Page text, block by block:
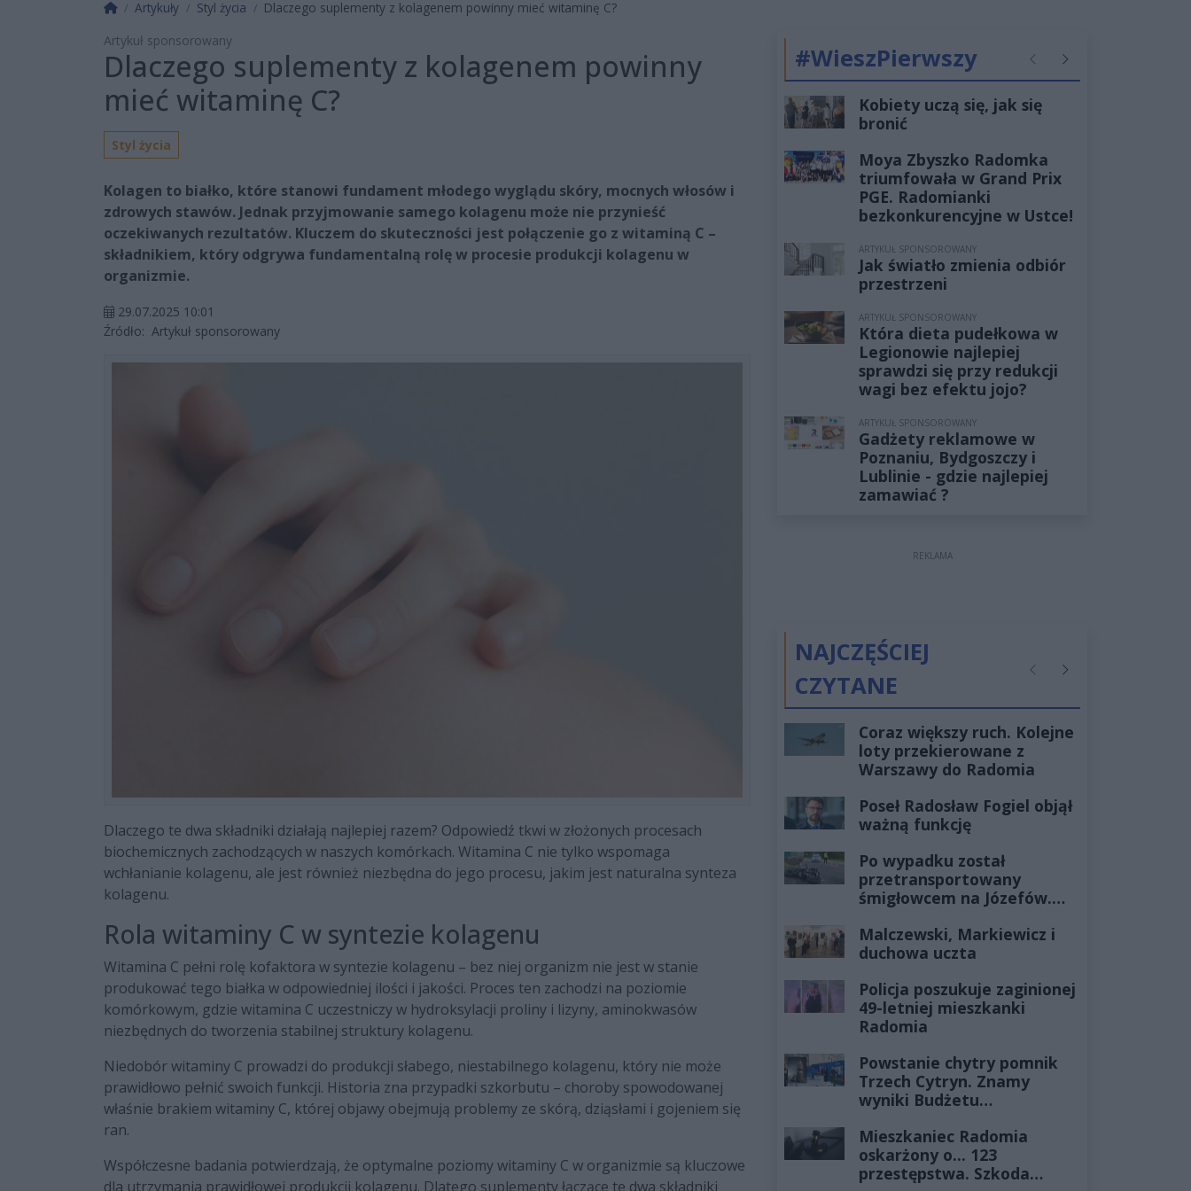
Strona główna
Artykuły Styl życia
Dlaczego suplementy z kolagenem powinny mieć witaminę C?
Artykuł sponsorowany
Dlaczego suplementy z kolagenem powinny
mieć witaminę C?
Styl życia
Kolagen to białko, które stanowi fundament młodego wyglądu skóry, mocnych włosów i
zdrowych stawów. Jednak przyjmowanie samego kolagenu może nie przynieść
oczekiwanych rezultatów. Kluczem do skuteczności jest połączenie go z witaminą C –
składnikiem, który odgrywa fundamentalną rolę w procesie produkcji kolagenu w
organizmie.
29.07.2025 10:01
Źródło: Artykuł sponsorowany
Dlaczego te dwa składniki działają najlepiej razem? Odpowiedź tkwi w złożonych procesach
biochemicznych zachodzących w naszych komórkach. Witamina C nie tylko wspomaga
wchłanianie kolagenu, ale jest również niezbędna do jego procesu, jakim jest naturalna synteza
kolagenu.
Rola witaminy C w syntezie kolagenu
Witamina C pełni rolę kofaktora w syntezie kolagenu – bez niej organizm nie jest w stanie
produkować tego białka w odpowiedniej ilości i jakości. Proces ten zachodzi na poziomie
komórkowym, gdzie witamina C uczestniczy w hydroksylacji proliny i lizyny, aminokwasów
niezbędnych do tworzenia stabilnej struktury kolagenu.
Niedobór witaminy C prowadzi do produkcji słabego, niestabilnego kolagenu, który nie może
prawidłowo pełnić swoich funkcji. Historia zna przypadki szkorbutu – choroby spowodowanej
właśnie brakiem witaminy C, której objawy obejmują problemy ze skórą, dziąsłami i gojeniem się
ran.
Współczesne badania potwierdzają, że optymalne poziomy witaminy C w organizmie są kluczowe
dla utrzymania prawidłowej produkcji kolagenu. Dlatego suplementy łączące te dwa składniki
#WieszPierwszy PoprzednieNastępne
Kobiety uczą się, jak się
bronić
Moya Zbyszko Radomka
triumfowała w Grand Prix
PGE. Radomianki
bezkonkurencyjne w Ustce!
ARTYKUŁ SPONSOROWANY
Jak światło zmienia odbiór
przestrzeni
ARTYKUŁ SPONSOROWANY
Która dieta pudełkowa w
Legionowie najlepiej
sprawdzi się przy redukcji
wagi bez efektu jojo?
ARTYKUŁ SPONSOROWANY
Gadżety reklamowe w
Poznaniu, Bydgoszczy i
Lublinie - gdzie najlepiej
zamawiać ?
REKLAMA
NAJCZĘŚCIEJ
CZYTANE
PoprzednieNastępne
Coraz większy ruch. Kolejne
loty przekierowane z
Warszawy do Radomia
Poseł Radosław Fogiel objął
ważną funkcję
Po wypadku został
przetransportowany
śmigłowcem na Józefów.
żyłach
Malczewski, Markiewicz i
duchowa uczta
Policja poszukuje zaginionej
49-letniej mieszkanki
Radomia
Powstanie chytry pomnik
Trzech Cytryn. Znamy
wyniki Budżetu
Mieszkaniec Radomia
oskarżony o... 123
przestępstwa. Szkoda